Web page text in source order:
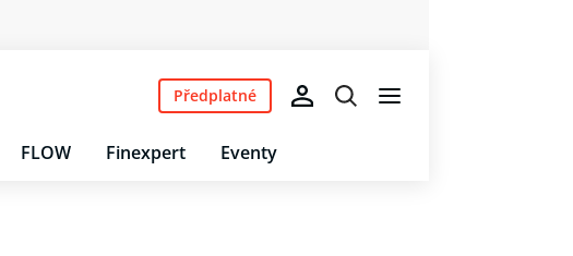
FLOW Finexpert Eventy
Předplatné